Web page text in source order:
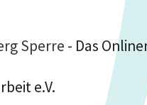
Sperre - Das
e.V.